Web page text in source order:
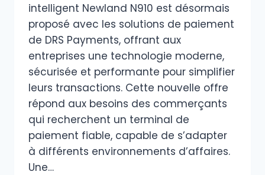
intelligent Newland N910 est désormais
proposé avec les solutions de paiement
de DRS Payments, offrant aux
entreprises une technologie moderne,
sécurisée et performante pour simplifier
leurs transactions. Cette nouvelle offre
répond aux besoins des commerçants
qui recherchent un terminal de
paiement fiable, capable de s’adapter
à différents environnements d’affaires.
Une…